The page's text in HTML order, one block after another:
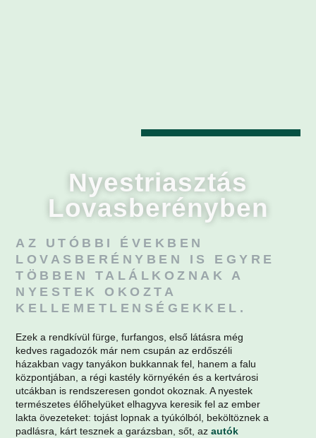
Nyestriasztás
Lovasberényben
AZ UTÓBBI ÉVEKBEN
LOVASBERÉNYBEN IS EGYRE
TÖBBEN TALÁLKOZNAK A
NYESTEK OKOZTA
KELLEMETLENSÉGEKKEL.
Ezek a rendkívül fürge, furfangos, első látásra még
kedves ragadozók már nem csupán az erdőszéli
házakban vagy tanyákon bukkannak fel, hanem a falu
központjában, a régi kastély környékén és a kertvárosi
utcákban is rendszeresen gondot okoznak. A nyestek
természetes élőhelyüket elhagyva keresik fel az ember
lakta övezeteket: tojást lopnak a tyúkólból, beköltöznek a
padlásra, kárt tesznek a garázsban, sőt, azautók